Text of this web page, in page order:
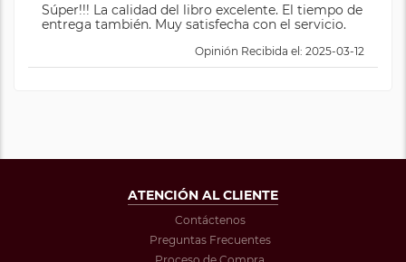
Súper!!! La calidad del libro excelente. El tiempo de
entrega también. Muy satisfecha con el servicio.
Opinión Recibida el: 2025-03-12
ATENCIÓN AL CLIENTE
Contáctenos
Preguntas Frecuentes